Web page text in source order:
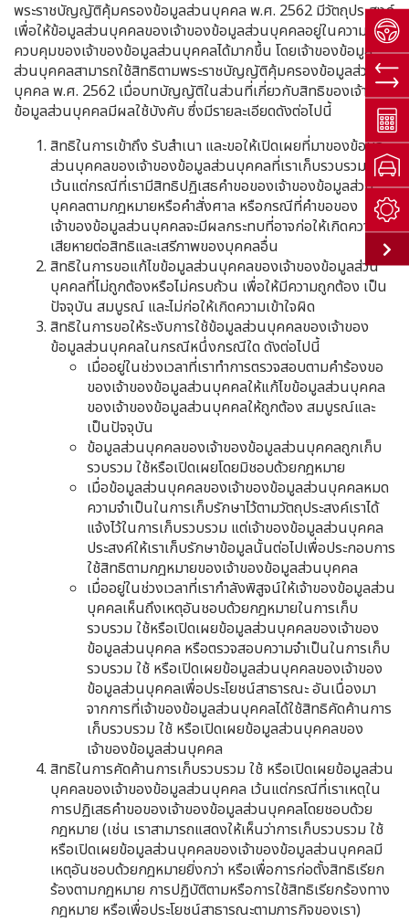
พระราชบัญญัติคุ้มครองข้อมูลส่วนบุคคล พ.ศ. 2562 มีวัตถุประสงค์
เพื่อให้ข้อมูลส่วนบุคคลของเจ้าของข้อมูลส่วนบุคคลอยู่ในความ
ควบคุมของเจ้าของข้อมูลส่วนบุคคลได้มากขึ้น โดยเจ้าของข้อมูล
ส่วนบุคคลสามารถใช้สิทธิตามพระราชบัญญัติคุ้มครองข้อมูลส่วน
บุคคล พ.ศ. 2562 เมื่อบทบัญญัติในส่วนที่เกี่ยวกับสิทธิของเจ้าของ
ข้อมูลส่วนบุคคลมีผลใช้บังคับ ซึ่งมีรายละเอียดดังต่อไปนี้
สิทธิในการเข้าถึง รับสำเนา และขอให้เปิดเผยที่มาของข้อมูล
ส่วนบุคคลของเจ้าของข้อมูลส่วนบุคคลที่เราเก็บรวบรวมอยู่
เว้นแต่กรณีที่เรามีสิทธิปฏิเสธคำขอของเจ้าของข้อมูลส่วน
บุคคลตามกฎหมายหรือคำสั่งศาล หรือกรณีที่คำขอของ
เจ้าของข้อมูลส่วนบุคคลจะมีผลกระทบที่อาจก่อให้เกิดความ
เสียหายต่อสิทธิและเสรีภาพของบุคคลอื่น
สิทธิในการขอแก้ไขข้อมูลส่วนบุคคลของเจ้าของข้อมูลส่วน
บุคคลที่ไม่ถูกต้องหรือไม่ครบถ้วน เพื่อให้มีความถูกต้อง เป็น
ปัจจุบัน สมบูรณ์ และไม่ก่อให้เกิดความเข้าใจผิด
สิทธิในการขอให้ระงับการใช้ข้อมูลส่วนบุคคลของเจ้าของ
ข้อมูลส่วนบุคคลในกรณีหนึ่งกรณีใด ดังต่อไปนี้
เมื่ออยู่ในช่วงเวลาที่เราทำการตรวจสอบตามคำร้องขอ
ของเจ้าของข้อมูลส่วนบุคคลให้แก้ไขข้อมูลส่วนบุคคล
ของเจ้าของข้อมูลส่วนบุคคลให้ถูกต้อง สมบูรณ์และ
เป็นปัจจุบัน
ข้อมูลส่วนบุคคลของเจ้าของข้อมูลส่วนบุคคลถูกเก็บ
รวบรวม ใช้หรือเปิดเผยโดยมิชอบด้วยกฎหมาย
เมื่อข้อมูลส่วนบุคคลของเจ้าของข้อมูลส่วนบุคคลหมด
ความจำเป็นในการเก็บรักษาไว้ตามวัตถุประสงค์เราได้
แจ้งไว้ในการเก็บรวบรวม แต่เจ้าของข้อมูลส่วนบุคคล
ประสงค์ให้เราเก็บรักษาข้อมูลนั้นต่อไปเพื่อประกอบการ
ใช้สิทธิตามกฎหมายของเจ้าของข้อมูลส่วนบุคคล
เมื่ออยู่ในช่วงเวลาที่เรากำลังพิสูจน์ให้เจ้าของข้อมูลส่วน
บุคคลเห็นถึงเหตุอันชอบด้วยกฎหมายในการเก็บ
รวบรวม ใช้หรือเปิดเผยข้อมูลส่วนบุคคลของเจ้าของ
ข้อมูลส่วนบุคคล หรือตรวจสอบความจำเป็นในการเก็บ
รวบรวม ใช้ หรือเปิดเผยข้อมูลส่วนบุคคลของเจ้าของ
ข้อมูลส่วนบุคคลเพื่อประโยชน์สาธารณะ อันเนื่องมา
จากการที่เจ้าของข้อมูลส่วนบุคคลได้ใช้สิทธิคัดค้านการ
เก็บรวบรวม ใช้ หรือเปิดเผยข้อมูลส่วนบุคคลของ
เจ้าของข้อมูลส่วนบุคคล
สิทธิในการคัดค้านการเก็บรวบรวม ใช้ หรือเปิดเผยข้อมูลส่วน
บุคคลของเจ้าของข้อมูลส่วนบุคคล เว้นแต่กรณีที่เราเหตุใน
การปฏิเสธคำขอของเจ้าของข้อมูลส่วนบุคคลโดยชอบด้วย
กฎหมาย (เช่น เราสามารถแสดงให้เห็นว่าการเก็บรวบรวม ใช้
หรือเปิดเผยข้อมูลส่วนบุคคลของเจ้าของข้อมูลส่วนบุคคลมี
เหตุอันชอบด้วยกฎหมายยิ่งกว่า หรือเพื่อการก่อตั้งสิทธิเรียก
ร้องตามกฎหมาย การปฏิบัติตามหรือการใช้สิทธิเรียกร้องทาง
กฎหมาย หรือเพื่อประโยชน์สาธารณะตามภารกิจของเรา)